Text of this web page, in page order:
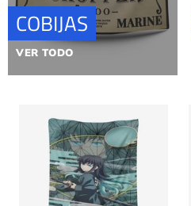
COBIJAS
VER TODO